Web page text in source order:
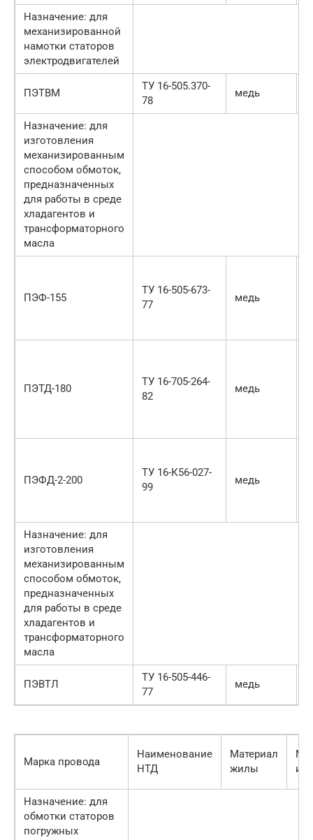
Назначение: для
механизированной
намотки статоров
электродвигателей
ПЭТВМ
ТУ 16-505.370-
78
медь
Назначение: для
изготовления
механизированным
способом обмоток,
предназначенных
для работы в среде
хладагентов и
трансформаторного
масла
ПЭФ-155
ТУ 16-505-673-
77
медь
ПЭТД-180
ТУ 16-705-264-
82
медь
ПЭФД-2-200
ТУ 16-К56-027-
99
медь
Назначение: для
изготовления
механизированным
способом обмоток,
предназначенных
для работы в среде
хладагентов и
трансформаторного
масла
ПЭВТЛ
ТУ 16-505-446-
77
медь
Марка провода
Наименование
НТД
Материал
жилы
Назначение: для
обмотки статоров
погружных